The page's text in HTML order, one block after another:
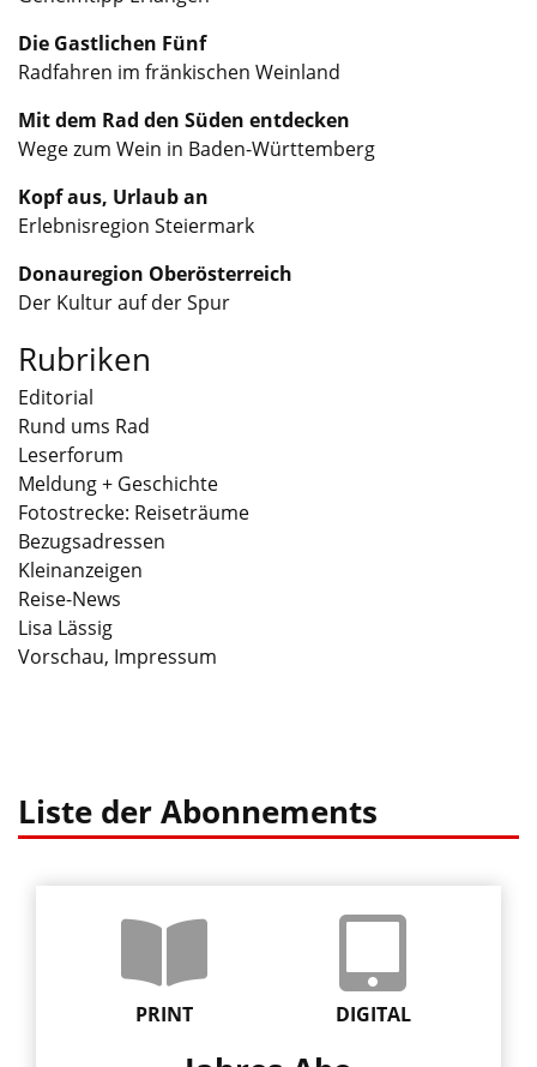
Die Gastlichen Fünf
Radfahren im fränkischen Weinland
Mit dem Rad den Süden entdecken
Wege zum Wein in Baden-Württemberg
Kopf aus, Urlaub an
Erlebnisregion Steiermark
Donauregion Oberösterreich
Der Kultur auf der Spur
Rubriken
Editorial
Rund ums Rad
Leserforum
Meldung + Geschichte
Fotostrecke: Reiseträume
Bezugsadressen
Kleinanzeigen
Reise-News
Lisa Lässig
Vorschau, Impressum
Liste der Abonnements
PRINT DIGITAL